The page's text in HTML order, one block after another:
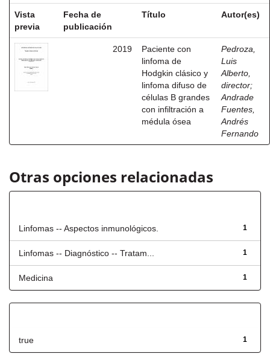
Vista
previa
Fecha de
publicación
Título Autor(es)
2019
Paciente con
linfoma de
Hodgkin clásico y
linfoma difuso de
células B grandes
con infiltración a
médula ósea
Pedroza,
Luis
Alberto,
director;
Andrade
Fuentes,
Andrés
Fernando
Otras opciones relacionadas
1
Linfomas -- Aspectos inmunológicos.
1
Linfomas -- Diagnóstico -- Tratam...
1
Medicina
1
true